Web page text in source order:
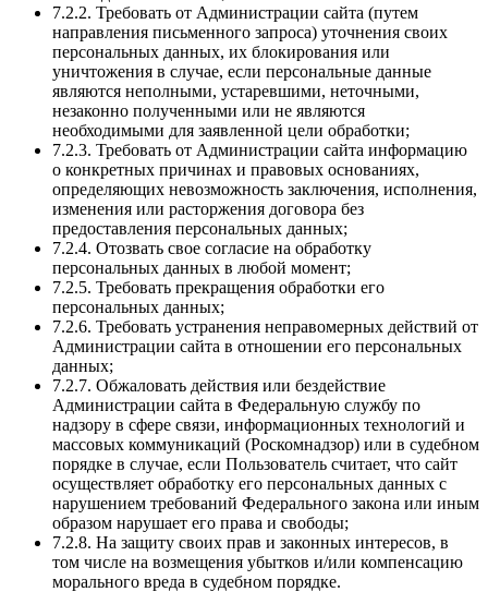
7.2.2. Требовать от Администрации сайта (путем
направления письменного запроса) уточнения своих
персональных данных, их блокирования или
уничтожения в случае, если персональные данные
являются неполными, устаревшими, неточными,
незаконно полученными или не являются
необходимыми для заявленной цели обработки;
7.2.3. Требовать от Администрации сайта информацию
о конкретных причинах и правовых основаниях,
определяющих невозможность заключения, исполнения,
изменения или расторжения договора без
предоставления персональных данных;
7.2.4. Отозвать свое согласие на обработку
персональных данных в любой момент;
7.2.5. Требовать прекращения обработки его
персональных данных;
7.2.6. Требовать устранения неправомерных действий от
Администрации сайта в отношении его персональных
данных;
7.2.7. Обжаловать действия или бездействие
Администрации сайта в Федеральную службу по
надзору в сфере связи, информационных технологий и
массовых коммуникаций (Роскомнадзор) или в судебном
порядке в случае, если Пользователь считает, что сайт
осуществляет обработку его персональных данных с
нарушением требований Федерального закона или иным
образом нарушает его права и свободы;
7.2.8. На защиту своих прав и законных интересов, в
том числе на возмещения убытков и/или компенсацию
морального вреда в судебном порядке.